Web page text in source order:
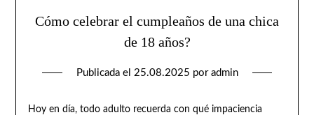
Cómo celebrar el cumpleaños de una chica
de 18 años?
Publicada el 25.08.2025 por admin
Hoy en día, todo adulto recuerda con qué impaciencia